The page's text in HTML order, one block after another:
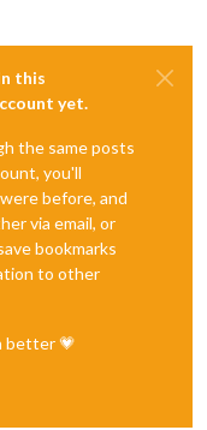
this
yet.
the same posts
you'll
before, and
via email, or
bookmarks
to other
better 💗